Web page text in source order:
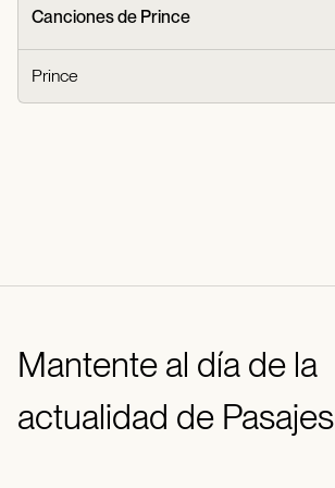
Canciones de Prince
Prince
Mantente al día de la
actualidad de Pasajes